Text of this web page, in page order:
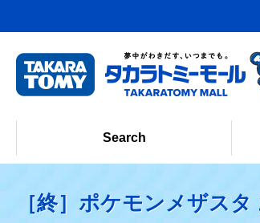
Search
［終］ポケモンメザス